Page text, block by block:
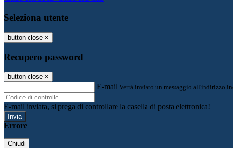
Seleziona utente
button close ×
Recupero password
button close ×
E-mail Verrà inviato un messaggio all'indirizzo
E-mail inviata, si prega di controllare la casella di posta elettronica!
Errore
Chiudi